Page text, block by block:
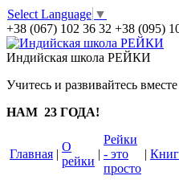
Select Language ▼
+38 (067) 102 36 32 +38 (095)
Индийская школа РЕЙКИ
Учитесь и развивайтесь
НАМ 23 ГОДА!
Главная |
О
рейки
|
Рейки
- это
просто
|